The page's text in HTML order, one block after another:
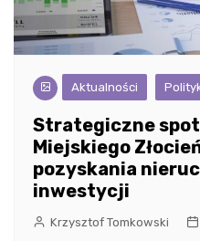
Aktualności
Strategiczne
Miejskiego
pozyskania
inwestycji
Krzysztof Tomkowski